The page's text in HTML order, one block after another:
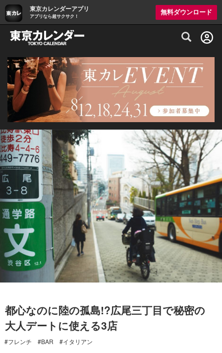
東京カレンダーアプリ
アプリなら超サクサク！
無料ダウンロード
グルメ情報・プレミアムレストラン予約
都心なのに陸の孤島!?広尾三丁目で秘密の
大人デートに使える3店
#フレンチ #BAR #イタリアン